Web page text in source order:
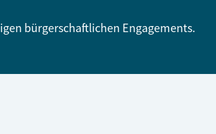
bürgerschaftlichen Engagements.